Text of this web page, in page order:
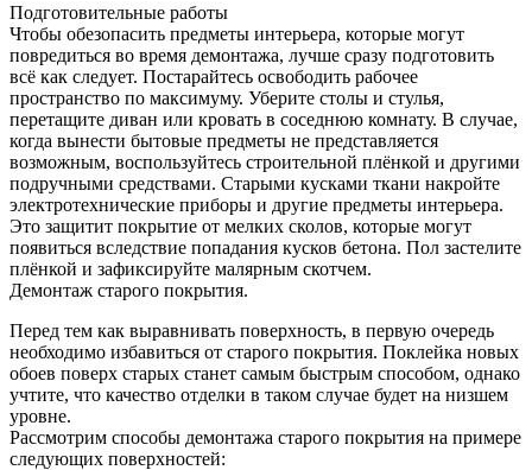
Подготовительные работы
Чтобы обезопасить предметы интерьера, которые могут
повредиться во время демонтажа, лучше сразу подготовить
всё как следует. Постарайтесь освободить рабочее
пространство по максимуму. Уберите столы и стулья,
перетащите диван или кровать в соседнюю комнату. В случае,
когда вынести бытовые предметы не представляется
возможным, воспользуйтесь строительной плёнкой и другими
подручными средствами. Старыми кусками ткани накройте
электротехнические приборы и другие предметы интерьера.
Это защитит покрытие от мелких сколов, которые могут
появиться вследствие попадания кусков бетона. Пол застелите
плёнкой и зафиксируйте малярным скотчем.
Демонтаж старого покрытия.
Перед тем как выравнивать поверхность, в первую очередь
необходимо избавиться от старого покрытия. Поклейка новых
обоев поверх старых станет самым быстрым способом, однако
учтите, что качество отделки в таком случае будет на низшем
уровне.
Рассмотрим способы демонтажа старого покрытия на примере
следующих поверхностей: